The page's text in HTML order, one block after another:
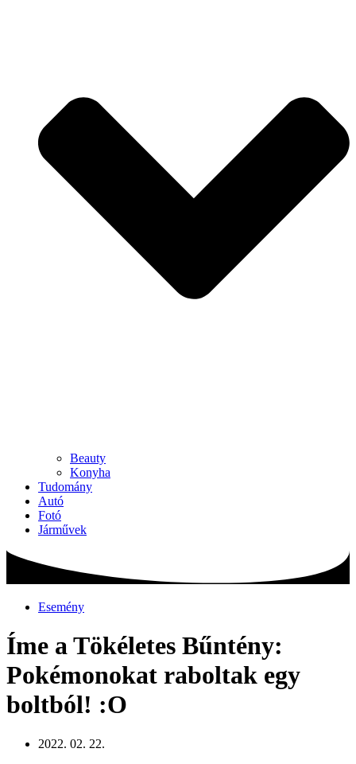
Beauty
Konyha
Tudomány
Autó
Fotó
Járművek
Esemény
Íme a Tökéletes Bűntény:
Pokémonokat raboltak egy
boltból! :O
2022. 02. 22.